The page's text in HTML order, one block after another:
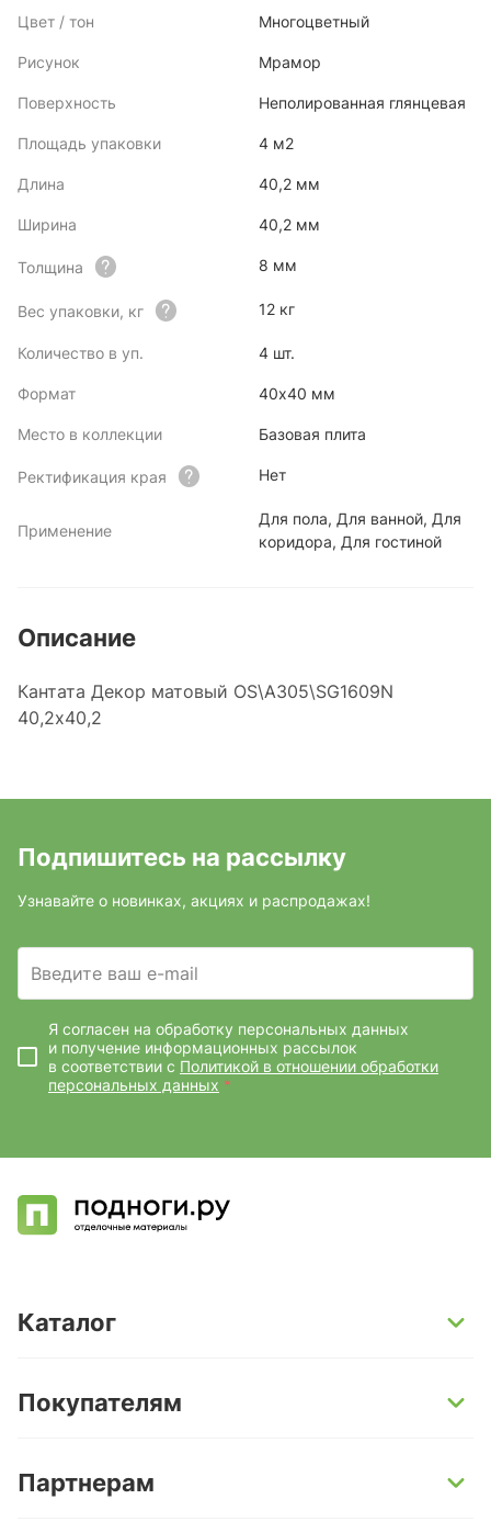
Цвет / тон Многоцветный
Рисунок Мрамор
Поверхность Неполированная глянцевая
Площадь упаковки 4 м2
Длина 40,2 мм
Ширина 40,2 мм
Толщина 8 мм
Вес упаковки, кг 12 кг
Количество в уп. 4 шт.
Формат 40x40 мм
Место в коллекции Базовая плита
Ректификация края Нет
Применение
Для пола, Для ванной, Для
коридора, Для гостиной
Описание
Кантата Декор матовый OS\A305\SG1609N
40,2x40,2
Подпишитесь на рассылку
Узнавайте о новинках, акциях и распродажах!
Введите ваш e-mail
Я согласен на обработку персональных данных
и получение информационных рассылок
в соответствии с Политикой в отношении обработки
персональных данных *
Каталог
Кварц-винил и LVT-плитка
Ламинат
Покупателям
Условия доставки
Партнерам